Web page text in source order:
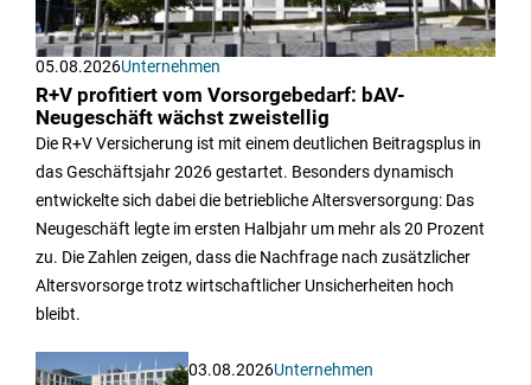
05.08.2026Unternehmen
R+V profitiert vom Vorsorgebedarf: bAV-
Neugeschäft wächst zweistellig
Die R+V Versicherung ist mit einem deutlichen Beitragsplus in
das Geschäftsjahr 2026 gestartet. Besonders dynamisch
entwickelte sich dabei die betriebliche Altersversorgung: Das
Neugeschäft legte im ersten Halbjahr um mehr als 20 Prozent
zu. Die Zahlen zeigen, dass die Nachfrage nach zusätzlicher
Altersvorsorge trotz wirtschaftlicher Unsicherheiten hoch
bleibt.
03.08.2026Unternehmen